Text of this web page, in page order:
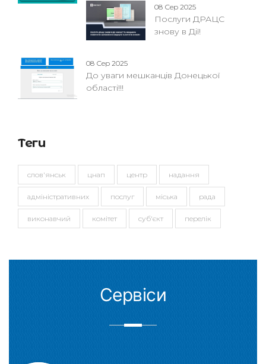
08 Сер 2025
Послуги ДРАЦС
знову в Дії!
08 Сер 2025
До уваги мешканців Донецької
області!!!
Теги
слов'янськ цнап центр надання
адміністративних послуг міська рада
виконавчий комітет суб'єкт перелік
Сервіси